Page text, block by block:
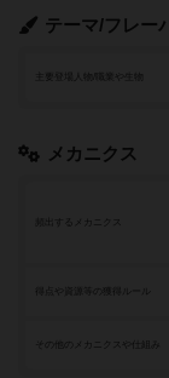
テーマ/フレー
メカニクス
頻出するメカニクス
その他のメカニクスや仕組み